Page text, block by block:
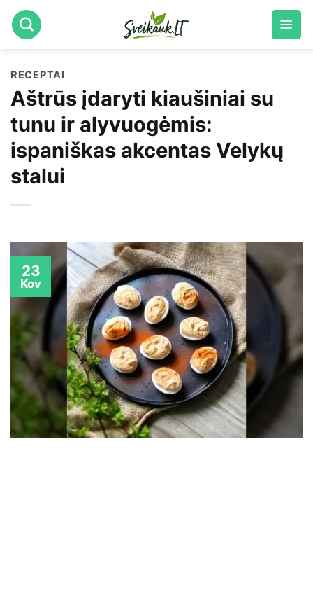
Skip
to
RECEPTAI
Aštrūs įdaryti kiaušiniai su
tunu ir alyvuogėmis:
ispaniškas akcentas Velykų
stalui
23
Kov